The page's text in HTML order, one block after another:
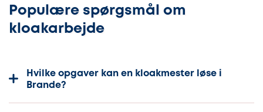
Populære spørgsmål om
kloakarbejde
Hvilke opgaver kan en kloakmester løse i
Brande?